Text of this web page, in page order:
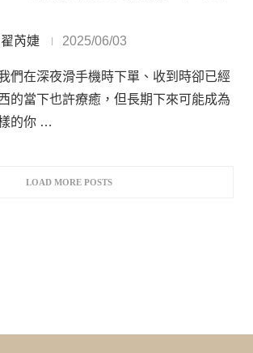
芮婕 2025/06/03
們在深夜滑手機時下單、收到時卻已經
的當下也許療癒，但長期下來可能成為
的你 …
LOAD MORE POSTS